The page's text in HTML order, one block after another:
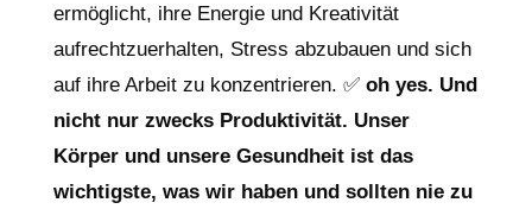
ermöglicht, ihre Energie und Kreativität
aufrechtzuerhalten, Stress abzubauen und sich
auf ihre Arbeit zu konzentrieren. ✅ oh yes. Und
nicht nur zwecks Produktivität. Unser
Körper und unsere Gesundheit ist das
wichtigste, was wir haben und sollten nie zu